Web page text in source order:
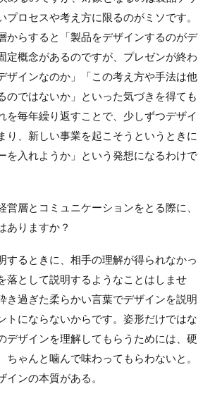
プロセスや考え方に限るのがミソです。
からすると「製品をデザインするのがデ
定概念があるのですが、プレゼンが終わ
ザインなのか」「この考え方や手法は他
のではないか」といった気づきを得ても
を毎年繰り返すことで、少しずつデザイ
り、新しい事業を起こそうというときに
を入れようか」という発想になるわけで
営層とコミュニケーションをとる際に、
ありますか？
するときに、相手の理解が得られなかっ
落として説明するようなことはしませ
き過ぎた柔らかい言葉でデザインを説明
トにならないからです。姿形だけではな
デザインを理解してもらうためには、硬
ちゃんと噛んで味わってもらわないと。
ンの本質がある。